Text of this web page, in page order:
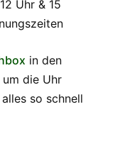
Uhr & 15
in den
die Uhr
so schnell